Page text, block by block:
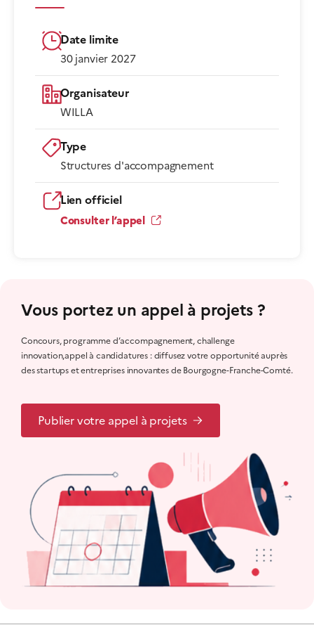
Date limite
30 janvier 2027
Organisateur
WILLA
Type
Structures d'accompagnement
Lien officiel
Consulter l’appel
Vous portez un appel à projets ?
Concours, programme d’accompagnement, challenge
innovation,appel à candidatures : diffusez votre opportunité auprès
des startups et entreprises innovantes de Bourgogne-Franche-Comté.
Publier votre appel à projets